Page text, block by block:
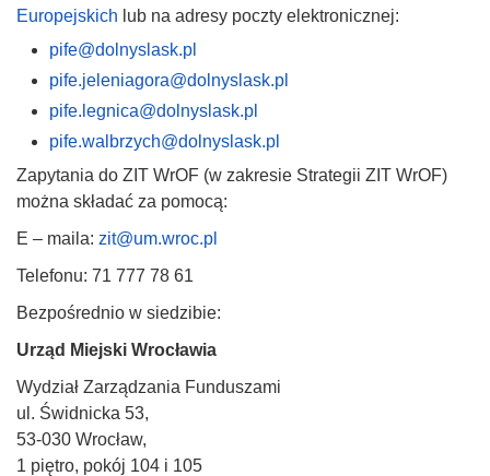
Europejskich lub na adresy poczty elektronicznej:
pife@dolnyslask.pl
pife.jeleniagora@dolnyslask.pl
pife.legnica@dolnyslask.pl
pife.walbrzych@dolnyslask.pl
Zapytania do ZIT WrOF (w zakresie Strategii ZIT WrOF)
można składać za pomocą:
E – maila: zit@um.wroc.pl
Telefonu: 71 777 78 61
Bezpośrednio w siedzibie:
Urząd Miejski Wrocławia
Wydział Zarządzania Funduszami
ul. Świdnicka 53,
53-030 Wrocław,
1 piętro, pokój 104 i 105